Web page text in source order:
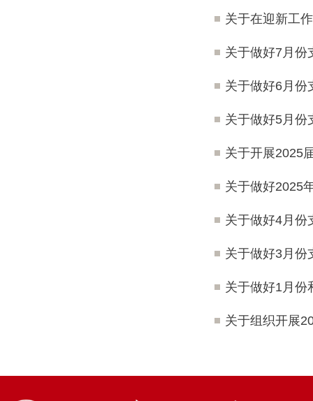
关于在迎新工
关于做好7月份
关于做好6月份
关于做好5月份
关于开展2025
关于做好2025
关于做好4月份
关于做好3月份
关于做好1月份
关于组织开展